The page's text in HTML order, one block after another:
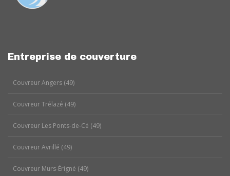
Entreprise de couverture
Couvreur Angers (49)
Couvreur Trélazé (49)
Couvreur Les Ponts-de-Cé (49)
Couvreur Avrillé (49)
Couvreur Murs-Érigné (49)